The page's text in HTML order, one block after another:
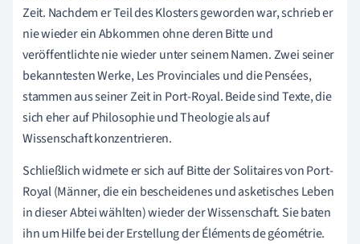
Zeit. Nachdem er Teil des Klosters geworden war, schrieb er
nie wieder ein Abkommen ohne deren Bitte und
veröffentlichte nie wieder unter seinem Namen. Zwei seiner
bekanntesten Werke, Les Provinciales und die Pensées,
stammen aus seiner Zeit in Port-Royal. Beide sind Texte, die
sich eher auf Philosophie und Theologie als auf
Wissenschaft konzentrieren.
Schließlich widmete er sich auf Bitte der Solitaires von Port-
Royal (Männer, die ein bescheidenes und asketisches Leben
in dieser Abtei wählten) wieder der Wissenschaft. Sie baten
ihn um Hilfe bei der Erstellung der Éléments de géométrie.